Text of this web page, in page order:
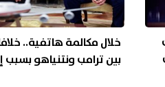
خلال مكالمة هاتفية..
بين ترامب ونتنياهو بسبب